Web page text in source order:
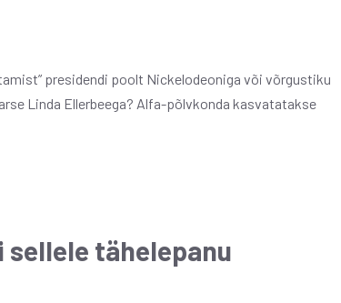
presidendi poolt Nickelodeoniga või võrgustiku
Linda Ellerbeega? Alfa-põlvkonda kasvatatakse
sellele tähelepanu